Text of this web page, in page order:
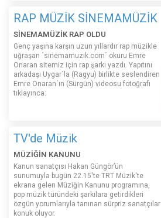
RAP MÜZİK SİNEMAMÜZİK
SİNEMAMÜZİK RAP OLDU
Genç yaşına karşın uzun yıllardır rap müzikle
uğraşan ´sinemamuzik.com´ okuru Emre
Onaran sitemiz için rap şarkı yazdı. Yapıtını
arkadaşı Uygar´la (Ragyu) birlikte seslendiren
Emre Onaran´ın (Sürgün) videosu fotoğrafı
tıklayınca:
TV'de Müzik
MÜZİĞİN KANUNU
Kanun sanatçısı Hakan Güngör’ün
sunumuyla bugün 22.15'te TRT Müzik'te
ekrana gelen Müziğin Kanunu programına,
pop müzik türündeki şarkılara getirdikleri
özgün yorumlarıyla tanınan sürpriz sanatçılar
konuk oluyor.